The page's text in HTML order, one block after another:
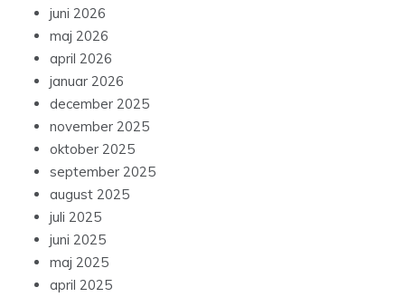
juni 2026
maj 2026
april 2026
januar 2026
december 2025
november 2025
oktober 2025
september 2025
august 2025
juli 2025
juni 2025
maj 2025
april 2025